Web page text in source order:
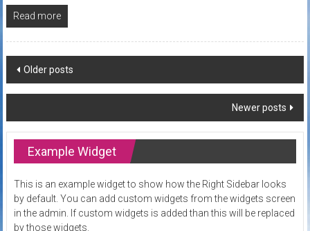
Read more
Posts
navigation
Older posts
Newer posts
Example Widget
This is an example widget to show how the Right Sidebar looks
by default. You can add custom widgets from the widgets screen
in the admin. If custom widgets is added than this will be replaced
by those widgets.